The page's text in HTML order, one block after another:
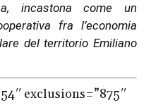
incastona come un
fra l’economia
del territorio Emiliano
exclusions=”875″